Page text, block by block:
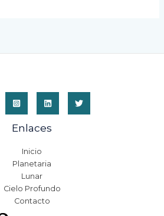
Enlaces
Inicio
Planetaria
Lunar
Cielo Profundo
Contacto